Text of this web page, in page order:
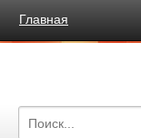
Главная